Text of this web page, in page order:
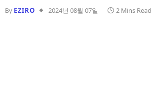
By EZIRO 2024년 08월 07일 2 Mins Read